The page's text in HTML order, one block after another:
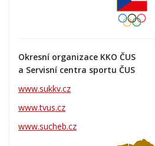
Okresní organizace KKO ČUS
a Servisní centra sportu ČUS
www.sukkv.cz
www.tvus.cz
www.sucheb.cz